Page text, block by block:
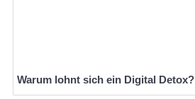
Warum lohnt sich ein Digital Detox?